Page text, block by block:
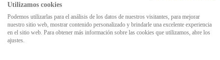
© 2026 Messer Cutting Systems GmbH & Co. KG
Utilizamos cookies
Podemos utilizarlas para el análisis de los datos de nuestros visitantes, para mejorar
nuestro sitio web, mostrar contenido personalizado y brindarle una excelente experiencia
en el sitio web. Para obtener más información sobre las cookies que utilizamos, abre los
ajustes.